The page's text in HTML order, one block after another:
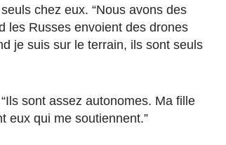
chez eux. “Nous avons des
les Russes envoient des drones
je suis sur le terrain, ils sont seuls
sont assez autonomes. Ma fille
eux qui me soutiennent.”